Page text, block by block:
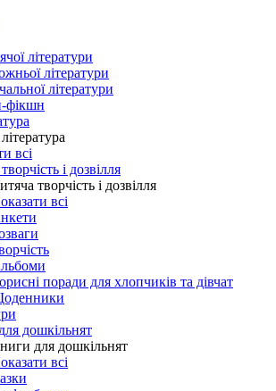
літератури
літератури
літератури
фікшн
всі
і дозвілля
творчість і дозвілля
всі
поради для хлопчиків та дівчат
дошкільнят
для дошкільнят
всі